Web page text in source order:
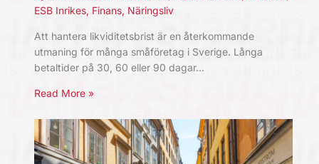
ESB Inrikes, Finans, Näringsliv
Att hantera likviditetsbrist är en återkommande
utmaning för många småföretag i Sverige. Långa
betaltider på 30, 60 eller 90 dagar…
Read More »